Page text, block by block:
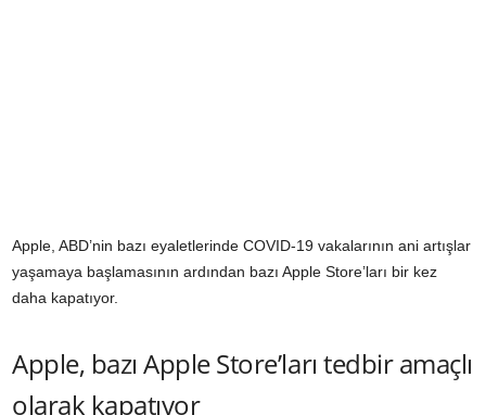
Apple, ABD’nin bazı eyaletlerinde COVID-19 vakalarının ani artışlar
yaşamaya başlamasının ardından bazı Apple Store’ları bir kez
daha kapatıyor.
Apple, bazı Apple Store’ları tedbir amaçlı
olarak kapatıyor